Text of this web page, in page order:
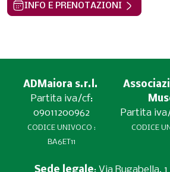
INFO E PRENOTAZIONI
ADMaiora s.r.l.
Partita iva/cf:
09011200962
CODICE UNIVOCO :
BA6ET11
Partita iva/
CODICE
Sede legale: Via Rugabella,